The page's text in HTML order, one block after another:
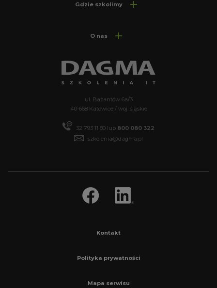
Gdzie szkolimy
O nas
ul. Bażantów 6a/3
40-668 Katowice / woj. śląskie
32 793 11 80 lub 800 080 322
szkolenia@dagma.pl
Kontakt
Polityka prywatności
Mapa serwisu